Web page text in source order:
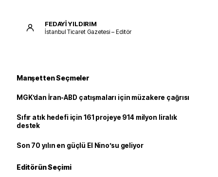
FEDAYİ YILDIRIM
İstanbul Ticaret Gazetesi – Editör
Manşetten Seçmeler
MGK’dan İran-ABD çatışmaları için müzakere çağrısı
Sıfır atık hedefi için 161 projeye 914 milyon liralık
destek
Son 70 yılın en güçlü El Nino’su geliyor
Editörün Seçimi